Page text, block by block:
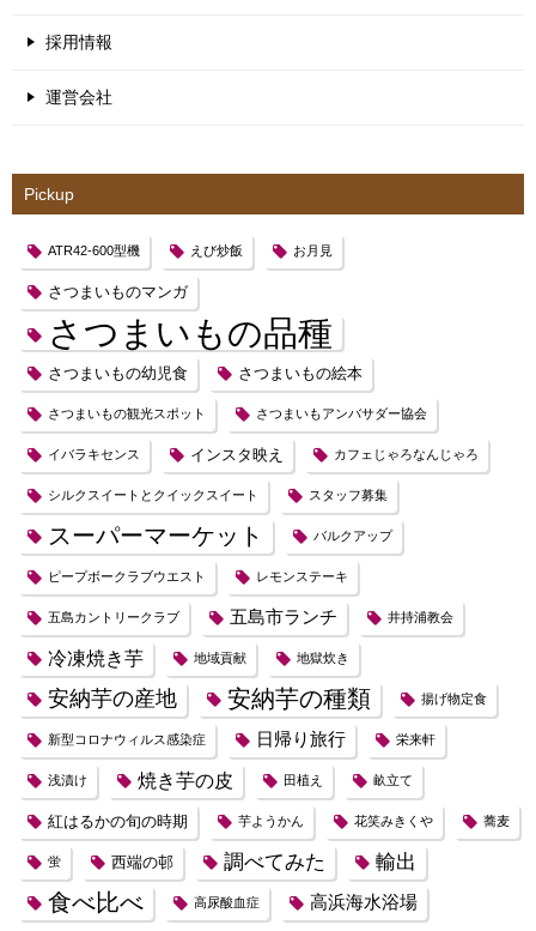
採用情報
運営会社
Pickup
ATR42-600型機 えび炒飯 お月見
さつまいものマンガ
さつまいもの品種
さつまいもの幼児食 さつまいもの絵本
さつまいもの観光スポット さつまいもアンバサダー協会
イバラキセンス インスタ映え カフェじゃろなんじゃろ
シルクスイートとクイックスイート スタッフ募集
スーパーマーケット バルクアップ
ピープボークラブウエスト レモンステーキ
五島カントリークラブ 五島市ランチ 井持浦教会
冷凍焼き芋 地域貢献 地獄炊き
安納芋の産地 安納芋の種類 揚げ物定食
新型コロナウィルス感染症 日帰り旅行 栄来軒
浅漬け 焼き芋の皮 田植え 畝立て
紅はるかの旬の時期 芋ようかん 花笑みきくや 蕎麦
蛍 西端の邨 調べてみた 輸出
食べ比べ 高尿酸血症 高浜海水浴場